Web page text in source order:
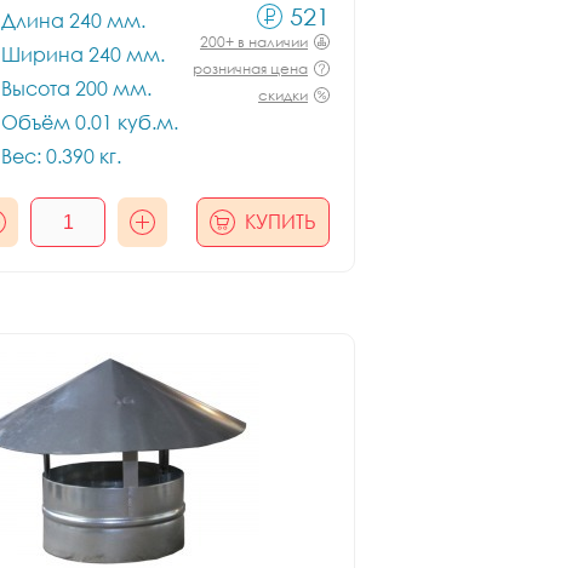
Длина 240 мм.
Ширина 240 мм.
Высота 200 мм.
Объём 0.01 куб.м.
Вес: 0.390 кг.
521
200+ в наличии
розничная цена
скидки
КУПИТЬ